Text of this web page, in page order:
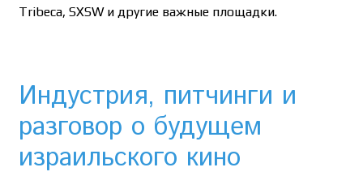
Tribeca, SXSW и другие важные площадки.
Индустрия, питчинги и
разговор о будущем
израильского кино